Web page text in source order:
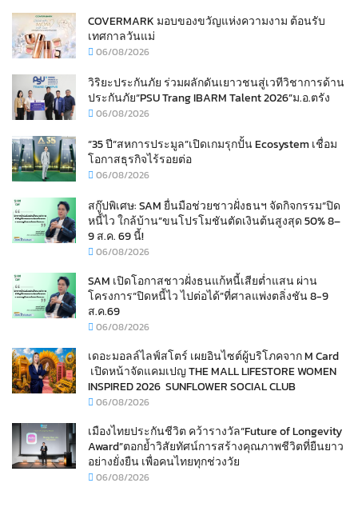
COVERMARK มอบของขวัญแห่งความงาม ต้อนรับ
เทศกาลวันแม่
06/08/2026
วิริยะประกันภัย ร่วมผลักดันเยาวชนสู่เวทีวิชาการด้าน
ประกันภัย“PSU Trang IBARM Talent 2026”ม.อ.ตรัง
06/08/2026
“35 ปี“สหการประมูล”เปิดเกมรุกปั้น Ecosystem เชื่อม
โอกาสธุรกิจไร้รอยต่อ
06/08/2026
สกู๊ปพิเศษ: SAM ยื่นมือช่วยชาวฝั่งธนฯ จัดกิจกรรม“ปิด
หนี้ไว ใกล้บ้าน”ขนโปรโมชันตัดเงินต้นสูงสุด 50% 8–
9 ส.ค. 69 นี้!
06/08/2026
SAM เปิดโอกาสชาวฝั่งธนแก้หนี้เสียต่ำแสน ผ่าน
โครงการ“ปิดหนี้ไว ไปต่อได้”ที่ศาลแพ่งตลิ่งชัน 8-9
ส.ค.69
06/08/2026
เดอะมอลล์ไลฟ์สโตร์ เผยอินไซต์ผู้บริโภคจาก M Card
เปิดหน้าจัดแคมเปญ THE MALL LIFESTORE WOMEN
INSPIRED 2026 SUNFLOWER SOCIAL CLUB
06/08/2026
เมืองไทยประกันชีวิต คว้ารางวัล“Future of Longevity
Award”ตอกย้ำวิสัยทัศน์การสร้างคุณภาพชีวิตที่ยืนยาว
อย่างยั่งยืน เพื่อคนไทยทุกช่วงวัย
06/08/2026